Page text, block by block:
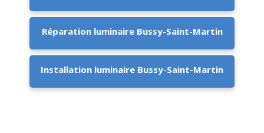
Réparation luminaire Bussy-Saint-Martin
Installation luminaire Bussy-Saint-Martin